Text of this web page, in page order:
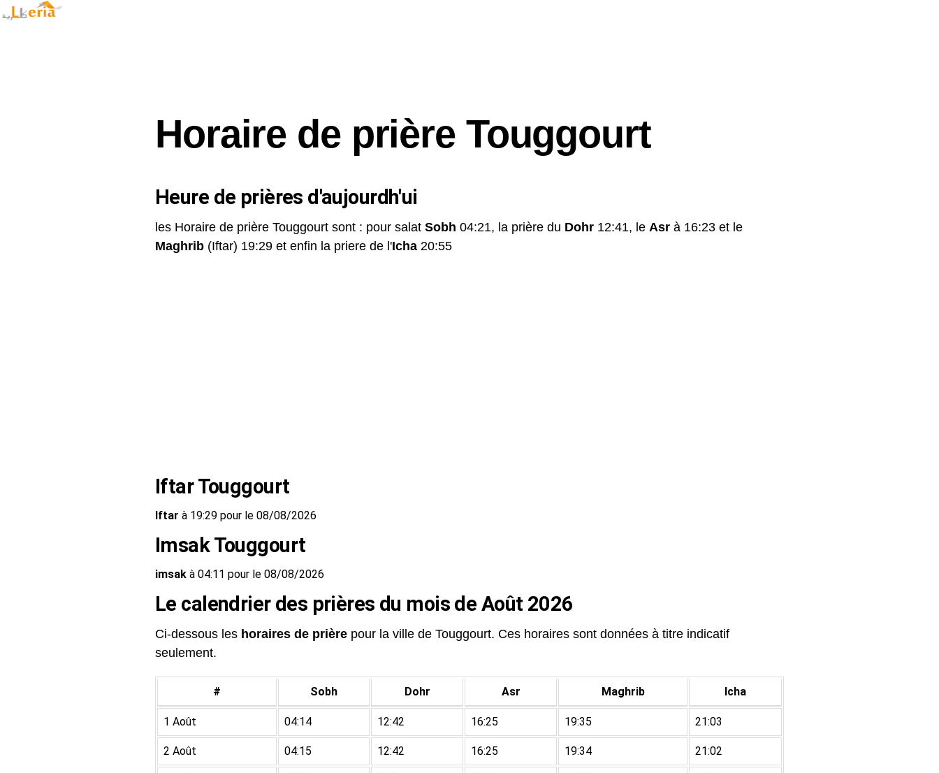
Horaire de prière Touggourt
Heure de prières d'aujourdh'ui
les Horaire de prière Touggourt sont : pour salat Sobh 04:21, la prière du Dohr 12:41, le Asr à 16:23 et le
Maghrib (Iftar) 19:29 et enfin la priere de l'Icha 20:55
Iftar Touggourt
Iftar à 19:29 pour le 08/08/2026
Imsak Touggourt
imsak à 04:11 pour le 08/08/2026
Le calendrier des prières du mois de Août 2026
Ci-dessous les horaires de prière pour la ville de Touggourt. Ces horaires sont données à titre indicatif
seulement.
# Sobh Dohr Asr Maghrib Icha
1 Août 04:14 12:42 16:25 19:35 21:03
2 Août 04:15 12:42 16:25 19:34 21:02